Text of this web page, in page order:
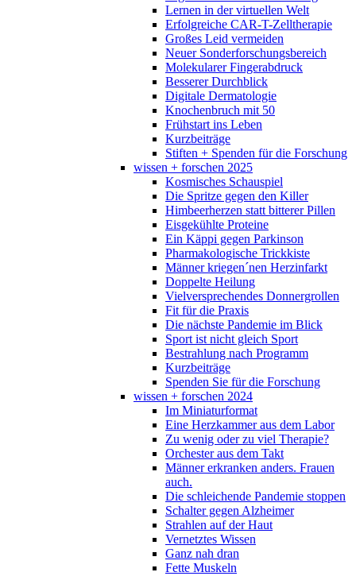
Lernen in der virtuellen Welt
Erfolgreiche CAR-T-Zelltherapie
Großes Leid vermeiden
Neuer Sonderforschungsbereich
Molekularer Fingerabdruck
Besserer Durchblick
Digitale Dermatologie
Knochenbruch mit 50
Frühstart ins Leben
Kurzbeiträge
Stiften + Spenden für die Forschung
wissen + forschen 2025
Kosmisches Schauspiel
Die Spritze gegen den Killer
Himbeerherzen statt bitterer Pillen
Eisgekühlte Proteine
Ein Käppi gegen Parkinson
Pharmakologische Trickkiste
Männer kriegen´nen Herzinfarkt
Doppelte Heilung
Vielversprechendes Donnergrollen
Fit für die Praxis
Die nächste Pandemie im Blick
Sport ist nicht gleich Sport
Bestrahlung nach Programm
Kurzbeiträge
Spenden Sie für die Forschung
wissen + forschen 2024
Im Miniaturformat
Eine Herzkammer aus dem Labor
Zu wenig oder zu viel Therapie?
Orchester aus dem Takt
Männer erkranken anders. Frauen
auch.
Die schleichende Pandemie stoppen
Schalter gegen Alzheimer
Strahlen auf der Haut
Vernetztes Wissen
Ganz nah dran
Fette Muskeln